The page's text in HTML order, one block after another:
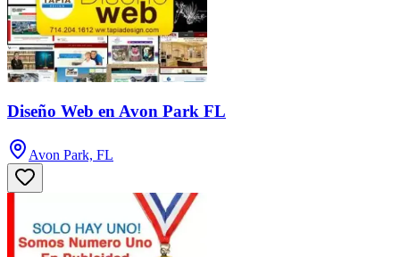
Diseño Web en Avon Park FL
Avon Park, FL